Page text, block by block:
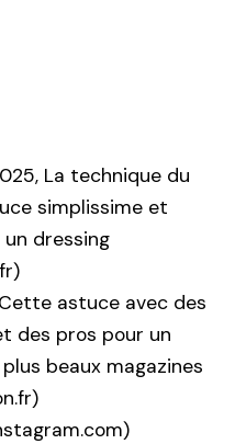
La technique du
simplissime et
dressing
astuce avec des
des pros pour un
beaux magazines